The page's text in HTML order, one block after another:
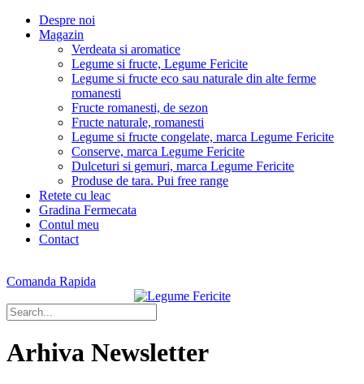
Despre noi
Magazin
Verdeata si aromatice
Legume si fructe, Legume Fericite
Legume si fructe eco sau naturale din alte ferme
romanesti
Fructe romanesti, de sezon
Fructe naturale, romanesti
Legume si fructe congelate, marca Legume Fericite
Conserve, marca Legume Fericite
Dulceturi si gemuri, marca Legume Fericite
Produse de tara. Pui free range
Retete cu leac
Gradina Fermecata
Contul meu
Contact
Comanda Rapida
Arhiva Newsletter